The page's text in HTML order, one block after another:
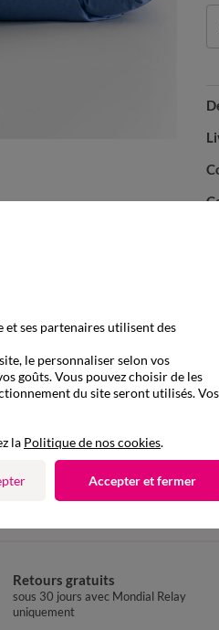
synthétique
Retours gratuits
sous 30 jours avec Mondial Relay
uniquement
ses partenaires utilisent des
le personnaliser selon vos
goûts. Vous pouvez choisir de les
du site seront utilisés. Vos
la Politique de nos cookies.
Accepter et fermer